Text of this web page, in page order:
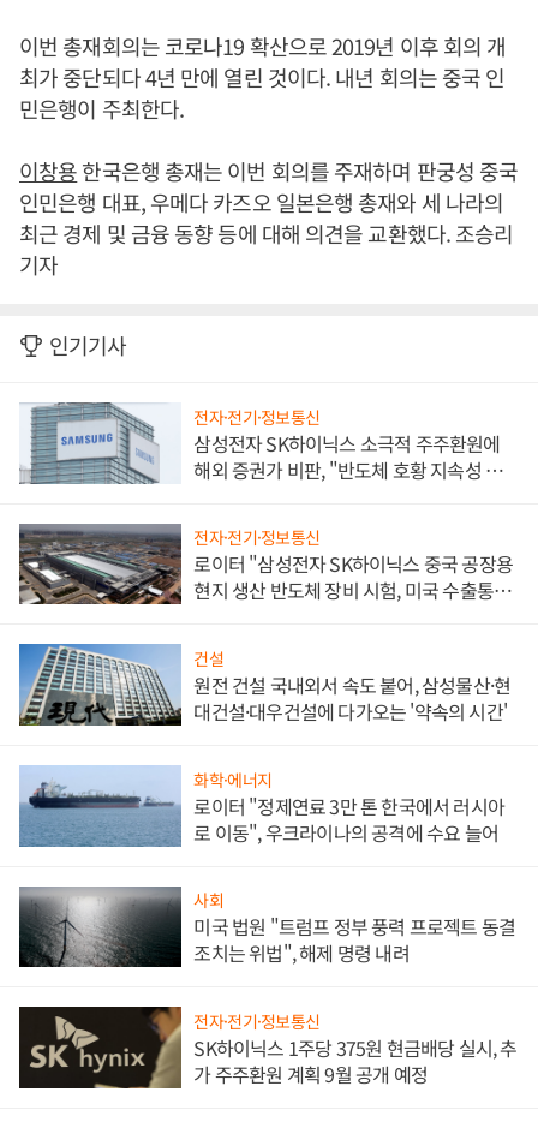
이번 총재회의는 코로나19 확산으로 2019년 이후 회의 개
최가 중단되다 4년 만에 열린 것이다. 내년 회의는 중국 인
민은행이 주최한다.
이창용한국은행 총재는 이번 회의를 주재하며 판궁성 중국
인민은행 대표, 우메다 카즈오 일본은행 총재와 세 나라의
최근 경제 및 금융 동향 등에 대해 의견을 교환했다. 조승리
기자
인기기사
전자·전기·정보통신
삼성전자 SK하이닉스 소극적 주주환원에
해외 증권가 비판, "반도체 호황 지속성 의
전자·전기·정보통신
로이터 "삼성전자 SK하이닉스 중국 공장용
현지 생산 반도체 장비 시험, 미국 수출통제
건설
원전 건설 국내외서 속도 붙어, 삼성물산·현
대건설·대우건설에 다가오는 '약속의 시간'
화학·에너지
로이터 "정제연료 3만 톤 한국에서 러시아
로 이동", 우크라이나의 공격에 수요 늘어
사회
미국 법원 "트럼프 정부 풍력 프로젝트 동결
조치는 위법", 해제 명령 내려
전자·전기·정보통신
SK하이닉스 1주당 375원 현금배당 실시, 추
가 주주환원 계획 9월 공개 예정